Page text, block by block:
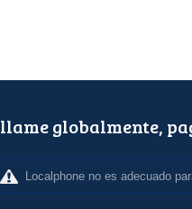
llame globalmente,
Localphone no es adecuado